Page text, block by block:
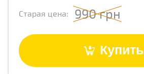
Старая цена: 990 грн
Купить